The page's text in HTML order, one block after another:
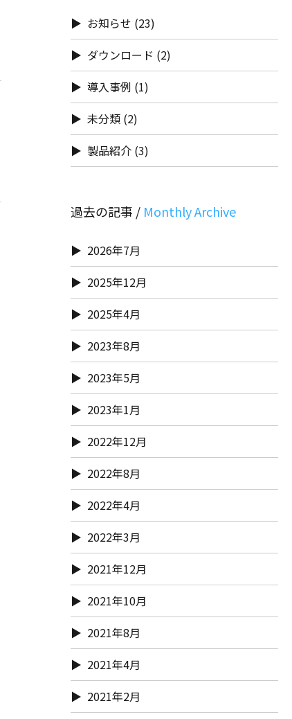
お知らせ (23)
ダウンロード (2)
導入事例 (1)
未分類 (2)
製品紹介 (3)
過去の記事 /
2026年7月
2025年12月
2025年4月
2023年8月
2023年5月
2023年1月
2022年12月
2022年8月
2022年4月
2022年3月
2021年12月
2021年10月
2021年8月
2021年4月
2021年2月